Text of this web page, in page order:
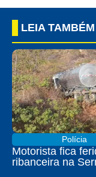
LEIA TAMBÉM
Polícia
Motorista fica
ribanceira na